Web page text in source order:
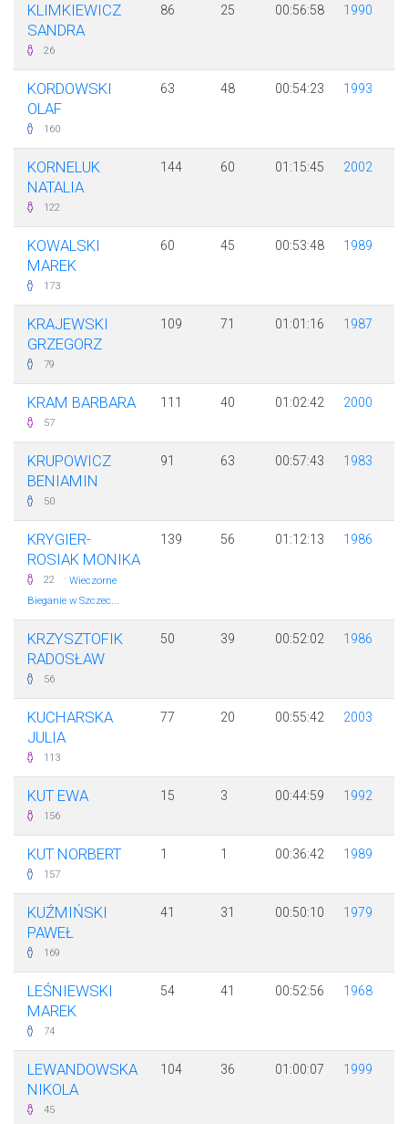
KLIMKIEWICZ
SANDRA
26
86 25 00:56:58 1990
KORDOWSKI
OLAF
160
63 48 00:54:23 1993
KORNELUK
NATALIA
122
144 60 01:15:45 2002
KOWALSKI
MAREK
173
60 45 00:53:48 1989
KRAJEWSKI
GRZEGORZ
79
109 71 01:01:16 1987
KRAM BARBARA
57
111 40 01:02:42 2000
KRUPOWICZ
BENIAMIN
50
91 63 00:57:43 1983
KRYGIER-
ROSIAK MONIKA
22 · Wieczorne
Bieganie w Szczec...
139 56 01:12:13 1986
KRZYSZTOFIK
RADOSŁAW
56
50 39 00:52:02 1986
KUCHARSKA
JULIA
113
77 20 00:55:42 2003
KUT EWA
156
15 3 00:44:59 1992
KUT NORBERT
157
1 1 00:36:42 1989
KUŹMIŃSKI
PAWEŁ
169
41 31 00:50:10 1979
LEŚNIEWSKI
MAREK
74
54 41 00:52:56 1968
LEWANDOWSKA
NIKOLA
45
104 36 01:00:07 1999